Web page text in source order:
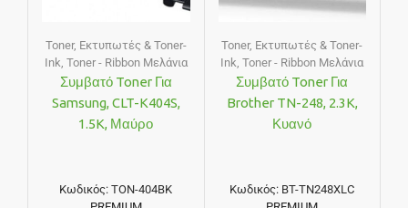
Toner, Εκτυπωτές & Toner-
Ink Toner - Ribbon Μελάνια
Συμβατό Toner Για
Samsung, CLT-K404S,
1.5K, Μαύρο
Κωδικός:TON-404BK
Toner, Εκτυπωτές & Toner-
Ink ,Toner - Ribbon Μελάνια
Συμβατό Toner Για
Brother TN-248, 2.3K,
Κυανό
Κωδικός: BT-TN248XLC